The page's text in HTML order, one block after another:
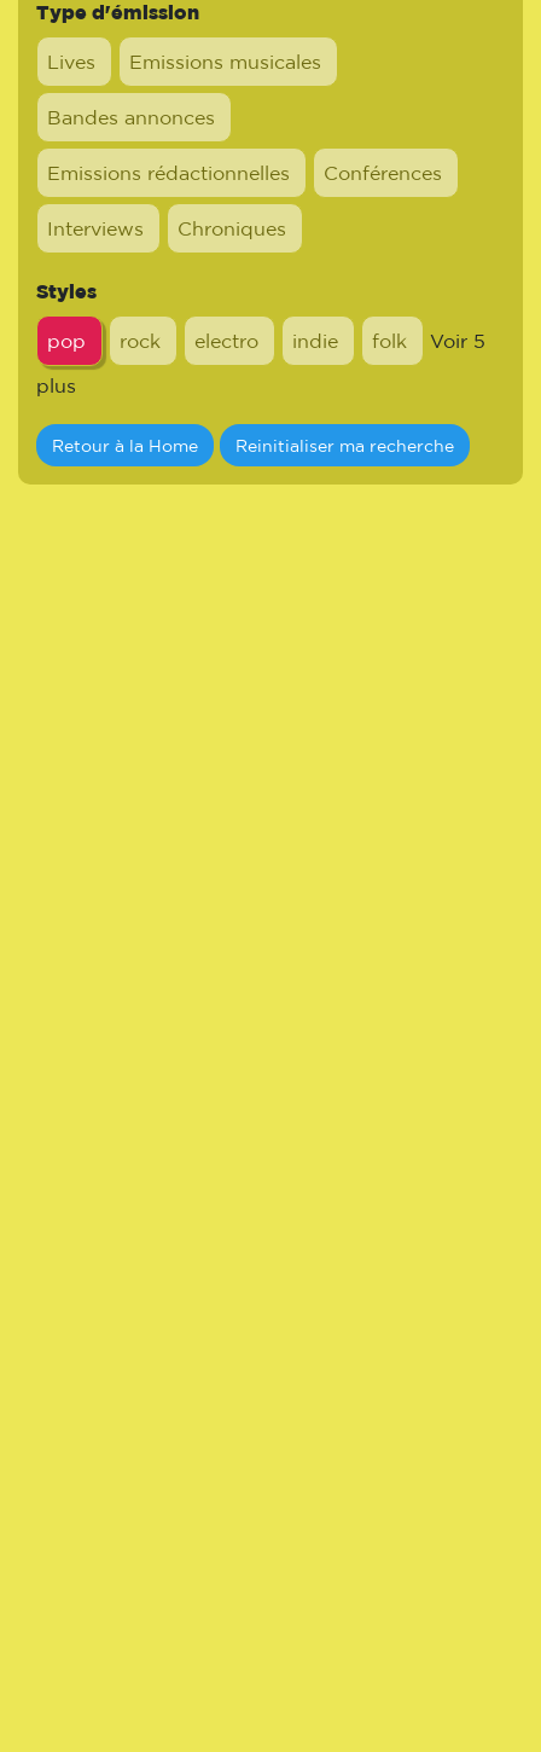
Type d'émission
Lives Emissions musicales
Bandes annonces
Emissions rédactionnelles Conférences
Interviews Chroniques
Styles
pop rock electro indie folk Voir 5
plus
Retour à la Home Reinitialiser ma recherche